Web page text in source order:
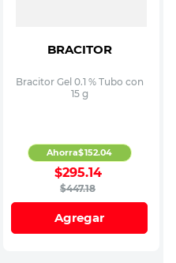
BRACITOR
Bracitor Gel 0.1 % Tubo con
15 g
$447.18
$295.14
Ahorra$152.04
Agregar